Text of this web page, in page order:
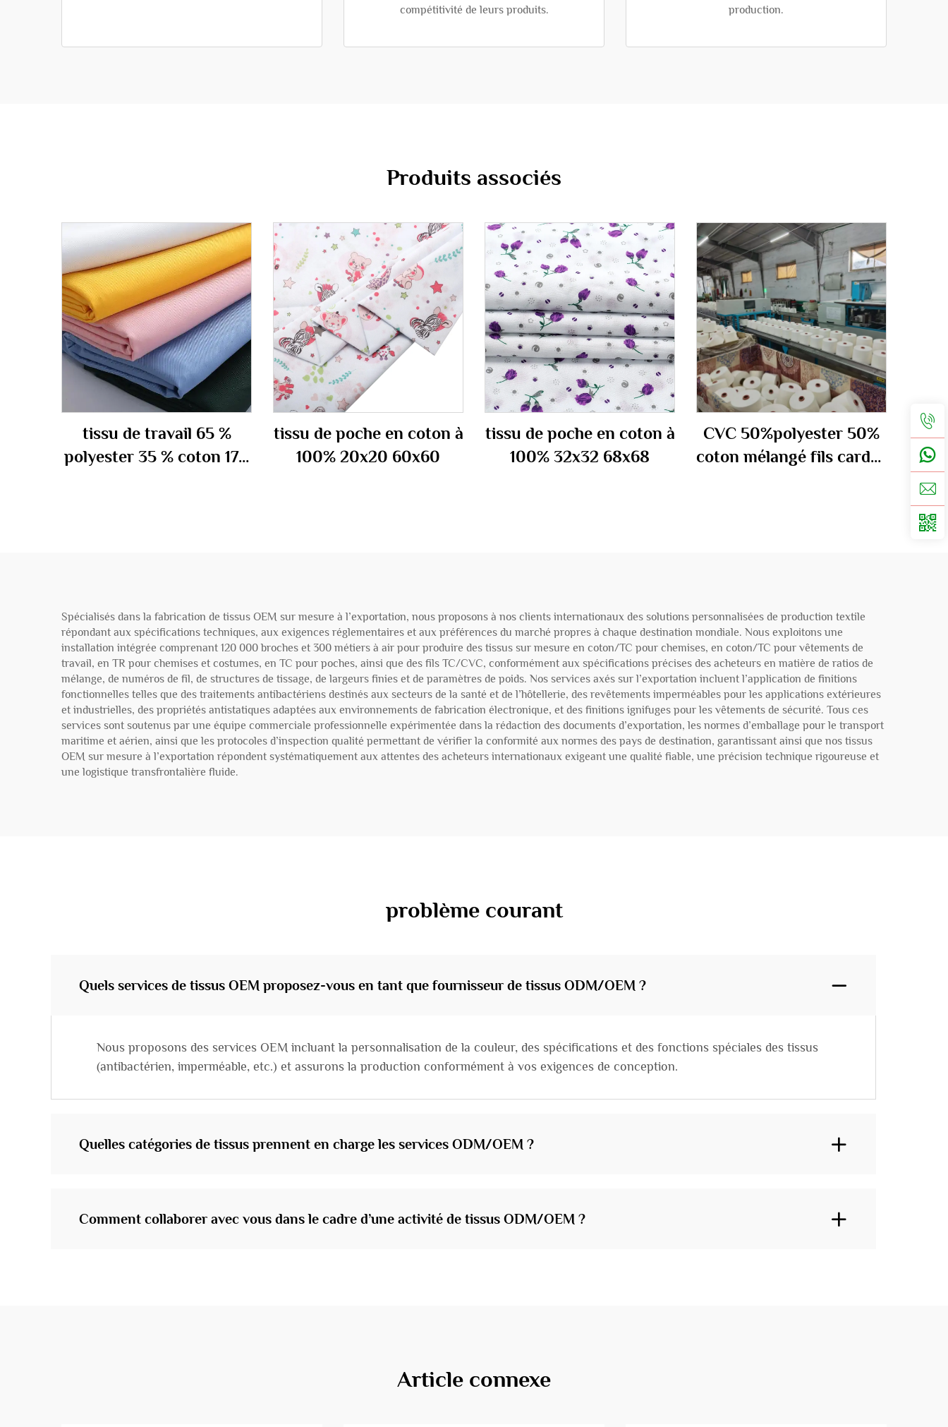
compétitivité de leurs produits.
production.
Produits associés
tissu de travail 65 %
polyester 35 % coton 170
tissu de poche en coton à
100% 20x20 60x60
tissu de poche en coton à
100% 32x32 68x68
CVC 50%polyester 50%
coton mélangé fils cardés
Spécialisés dans la fabrication de tissus OEM sur mesure à l’exportation, nous proposons à nos clients internationaux des solutions personnalisées de production textile
répondant aux spécifications techniques, aux exigences réglementaires et aux préférences du marché propres à chaque destination mondiale. Nous exploitons une
installation intégrée comprenant 120 000 broches et 300 métiers à air pour produire des tissus sur mesure en coton/TC pour chemises, en coton/TC pour vêtements de
travail, en TR pour chemises et costumes, en TC pour poches, ainsi que des fils TC/CVC, conformément aux spécifications précises des acheteurs en matière de ratios de
mélange, de numéros de fil, de structures de tissage, de largeurs finies et de paramètres de poids. Nos services axés sur l’exportation incluent l’application de finitions
fonctionnelles telles que des traitements antibactériens destinés aux secteurs de la santé et de l’hôtellerie, des revêtements imperméables pour les applications extérieures
et industrielles, des propriétés antistatiques adaptées aux environnements de fabrication électronique, et des finitions ignifuges pour les vêtements de sécurité. Tous ces
services sont soutenus par une équipe commerciale professionnelle expérimentée dans la rédaction des documents d’exportation, les normes d’emballage pour le transport
maritime et aérien, ainsi que les protocoles d’inspection qualité permettant de vérifier la conformité aux normes des pays de destination, garantissant ainsi que nos tissus
OEM sur mesure à l’exportation répondent systématiquement aux attentes des acheteurs internationaux exigeant une qualité fiable, une précision technique rigoureuse et
une logistique transfrontalière fluide.
problème courant
Quels services de tissus OEM proposez-vous en tant que fournisseur de tissus ODM/OEM ?
Nous proposons des services OEM incluant la personnalisation de la couleur, des spécifications et des fonctions spéciales des tissus
(antibactérien, imperméable, etc.) et assurons la production conformément à vos exigences de conception.
Quelles catégories de tissus prennent en charge les services ODM/OEM ?
Comment collaborer avec vous dans le cadre d’une activité de tissus ODM/OEM ?
Article connexe